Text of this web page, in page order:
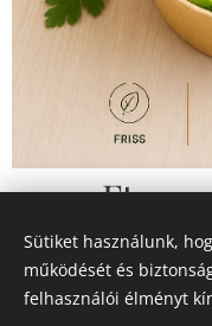
2 490Ft
© 2026
Sütiket használunk,
működését és
felhasználói élményt